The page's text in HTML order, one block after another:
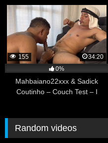
155
34:20
0%
Mahbaiano22xxx & Sadick
Coutinho – Couch Test – I
Random videos